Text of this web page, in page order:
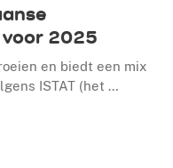
2025
en biedt een mix
ISTAT (het …